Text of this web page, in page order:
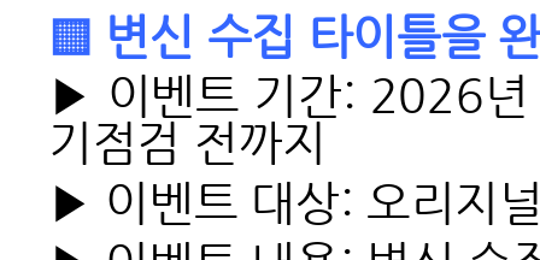
▒ 변신 수집 타이틀을
▶ 이벤트 기간: 2026
기점검 전까지
▶ 이벤트 대상: 오리지